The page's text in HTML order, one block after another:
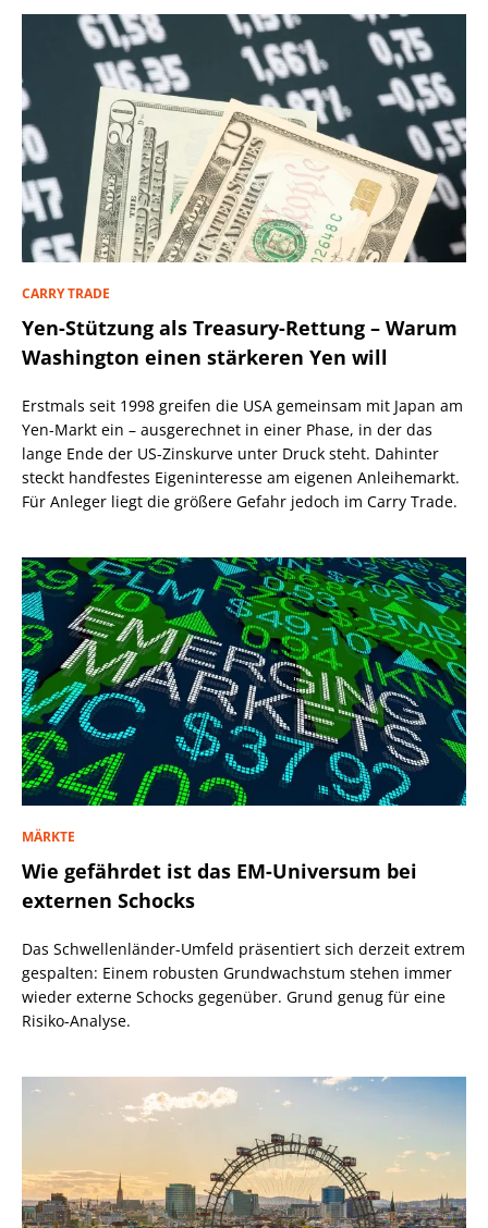
CARRY TRADE
Yen-Stützung als Treasury-Rettung – Warum
Washington einen stärkeren Yen will
Erstmals seit 1998 greifen die USA gemeinsam mit Japan am
Yen-Markt ein – ausgerechnet in einer Phase, in der das
lange Ende der US-Zinskurve unter Druck steht. Dahinter
steckt handfestes Eigeninteresse am eigenen Anleihemarkt.
Für Anleger liegt die größere Gefahr jedoch im Carry Trade.
MÄRKTE
Wie gefährdet ist das EM-Universum bei
externen Schocks
Das Schwellenländer-Umfeld präsentiert sich derzeit extrem
gespalten: Einem robusten Grundwachstum stehen immer
wieder externe Schocks gegenüber. Grund genug für eine
Risiko-Analyse.